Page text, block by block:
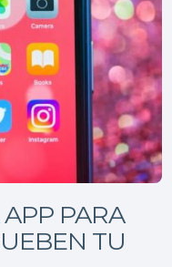
PARA
TU